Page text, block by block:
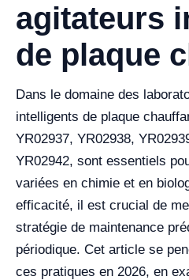
agitateurs
de plaque
Dans le domaine des
intelligents de plaque
YR02937, YR02938,
YR02942, sont essentiels
variées en chimie et en
efficacité, il est crucial de
stratégie de maintenance
périodique. Cet article se
ces pratiques en 2026, en